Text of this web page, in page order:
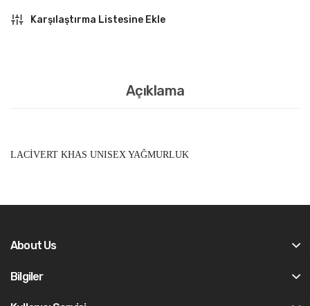
Karşılaştırma Listesine Ekle
Açıklama
LACİVERT KHAS UNISEX YAĞMURLUK
About Us
Bilgiler